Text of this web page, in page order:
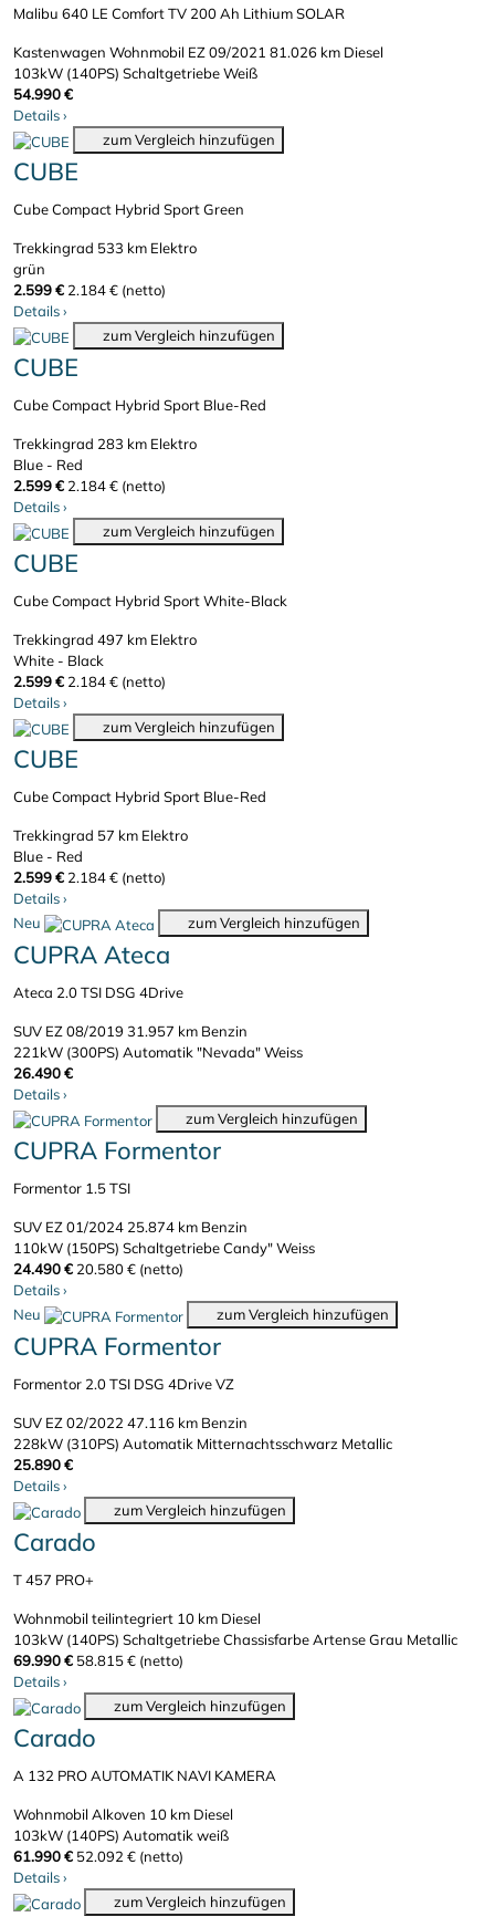
Malibu 640 LE Comfort TV 200 Ah Lithium SOLAR
Kastenwagen Wohnmobil EZ 09/2021 81.026 km Diesel
103kW (140PS) SchaltgetriebeWeiß
54.990 €
Details›
zum Vergleich hinzufügen
CUBE
Cube Compact Hybrid Sport Green
Trekkingrad 533 km Elektro
grün
2.599 € 2.184 € (netto)
Details›
zum Vergleich hinzufügen
CUBE
Cube Compact Hybrid Sport Blue-Red
Trekkingrad 283 km Elektro
Blue - Red
2.599 € 2.184 € (netto)
Details›
zum Vergleich hinzufügen
CUBE
Cube Compact Hybrid Sport White-Black
Trekkingrad 497 km Elektro
White - Black
2.599 € 2.184 € (netto)
Details›
zum Vergleich hinzufügen
CUBE
Cube Compact Hybrid Sport Blue-Red
Trekkingrad 57 km Elektro
Blue - Red
2.599 € 2.184 € (netto)
Details›
Neu
zum Vergleich hinzufügen
CUPRA Ateca
Ateca 2.0 TSI DSG 4Drive
SUV EZ 08/2019 31.957 km Benzin
221kW (300PS) Automatik"Nevada" Weiss
26.490 €
Details›
zum Vergleich hinzufügen
CUPRA Formentor
Formentor 1.5 TSI
SUV EZ 01/2024 25.874 km Benzin
110kW (150PS) SchaltgetriebeCandy" Weiss
24.490 € 20.580 € (netto)
Details›
Neu
zum Vergleich hinzufügen
CUPRA Formentor
Formentor 2.0 TSI DSG 4Drive VZ
SUV EZ 02/202247.116 km Benzin
228kW (310PS) Automatik Mitternachtsschwarz Metallic
25.890 €
Details›
zum Vergleich hinzufügen
Carado
T 457 PRO+
Wohnmobil teilintegriert 10 km Diesel
103kW (140PS) SchaltgetriebeChassisfarbe Artense Grau Metallic
69.990 € 58.815 € (netto)
Details›
zum Vergleich hinzufügen
Carado
A 132 PRO AUTOMATIK NAVI KAMERA
Wohnmobil Alkoven 10 km Diesel
103kW (140PS) Automatikweiß
61.990 € 52.092 € (netto)
Details›
zum Vergleich hinzufügen